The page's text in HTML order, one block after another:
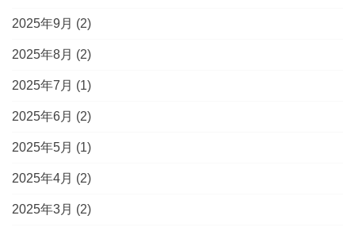
2025年9月 (2)
2025年8月 (2)
2025年7月 (1)
2025年6月 (2)
2025年5月 (1)
2025年4月 (2)
2025年3月 (2)